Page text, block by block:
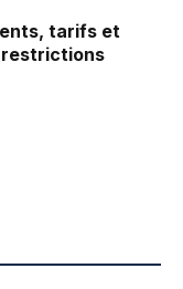
tarifs et
restrictions